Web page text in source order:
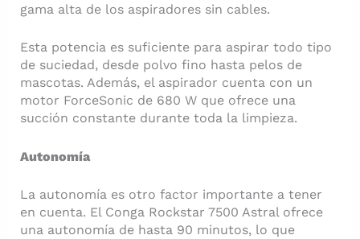
gama alta de los aspiradores sin cables.
Esta potencia es suficiente para aspirar todo tipo
de suciedad, desde polvo fino hasta pelos de
mascotas. Además, el aspirador cuenta con un
motor ForceSonic de 680 W que ofrece una
succión constante durante toda la limpieza.
Autonomía
La autonomía es otro factor importante a tener
en cuenta. El Conga Rockstar 7500 Astral ofrece
una autonomía de hasta 90 minutos, lo que